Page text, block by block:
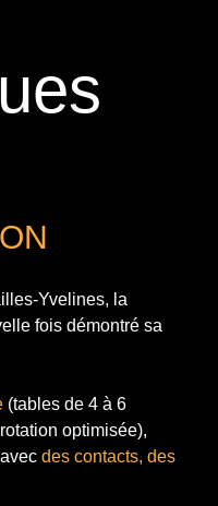
Yvelines, la
fois démontré sa
(tables de 4 à 6
optimisée),
des contacts, des